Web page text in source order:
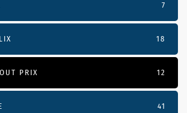
7
18
PRIX 12
41